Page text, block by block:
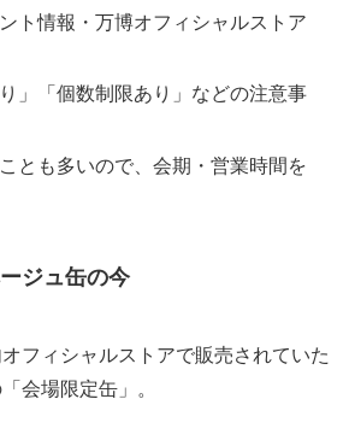
ト情報・万博オフィシャルストア
」「個数制限あり」などの注意事
とも多いので、会期・営業時間を
ジュ缶の今
フィシャルストアで販売されていた
会場限定缶」。